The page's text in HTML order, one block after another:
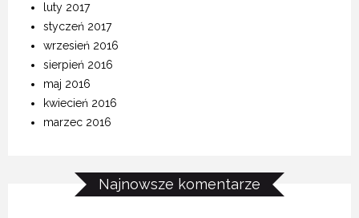
luty 2017
styczeń 2017
wrzesień 2016
sierpień 2016
maj 2016
kwiecień 2016
marzec 2016
Najnowsze komentarze